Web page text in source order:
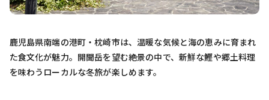
鹿児島県南端の港町・枕崎市は、温暖な気候と海の恵みに育まれ
た食文化が魅力。開聞岳を望む絶景の中で、新鮮な鰹や郷土料理
を味わうローカルな冬旅が楽しめます。